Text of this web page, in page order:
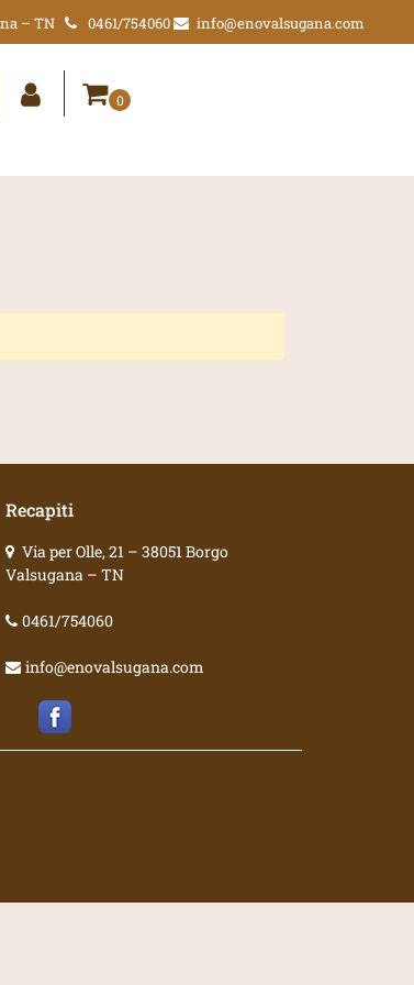
– TN 0461/754060 info@enovalsugana.com
0
Recapiti
Via per Olle, 21 – 38051 Borgo
Valsugana – TN
0461/754060
info@enovalsugana.com